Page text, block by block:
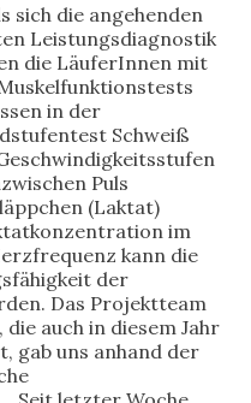
sich die angehenden
Leistungsdiagnostik
die LäuferInnen mit
in der
Schweiß
Puls
(Laktat)
im
kann die
der
Das Projektteam
auch in diesem Jahr
gab uns anhand der